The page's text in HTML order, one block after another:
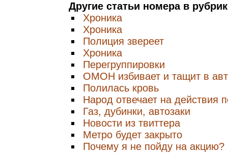
Другие статьи номера в
Хроника
Хроника
Полиция звереет
Хроника
Перегруппировки
ОМОН избивает и тащит в
Полилась кровь
Народ отвечает на действия
Газ, дубинки, автозаки
Новости из твиттера
Метро будет закрыто
Почему я не пойду на акцию?